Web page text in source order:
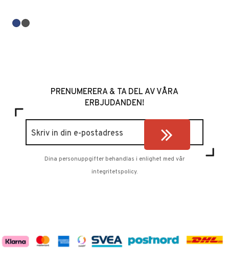
PRENUMERERA & TA DEL AV VÅRA
ERBJUDANDEN!
Dina personuppgifter behandlas i enlighet med vår
integritetspolicy.